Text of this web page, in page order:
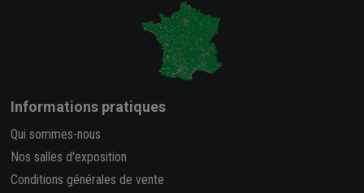
Informations pratiques
Qui sommes-nous
Nos salles d'exposition
Conditions générales de vente